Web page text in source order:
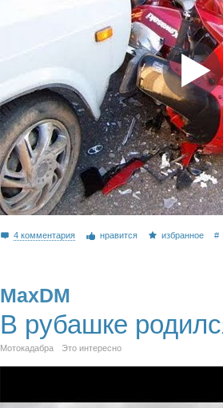
4 комментария нравится избранное #
MaxDM
В рубашке
Мотокадабра Это интересно